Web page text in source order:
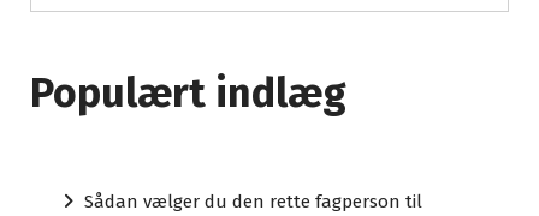
Populært indlæg
Sådan vælger du den rette fagperson til